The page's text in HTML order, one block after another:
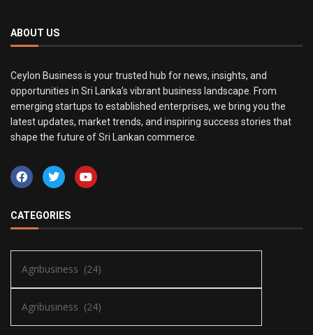
ABOUT US
Ceylon Business is your trusted hub for news, insights, and
opportunities in Sri Lanka’s vibrant business landscape. From
emerging startups to established enterprises, we bring you the
latest updates, market trends, and inspiring success stories that
shape the future of Sri Lankan commerce.
CATEGORIES